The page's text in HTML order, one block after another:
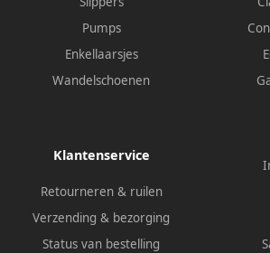
Pumps
Enkellaarsjes
Wandelschoenen
Klantenservice
Retourneren & ruilen
Verzending & bezorging
Status van bestelling